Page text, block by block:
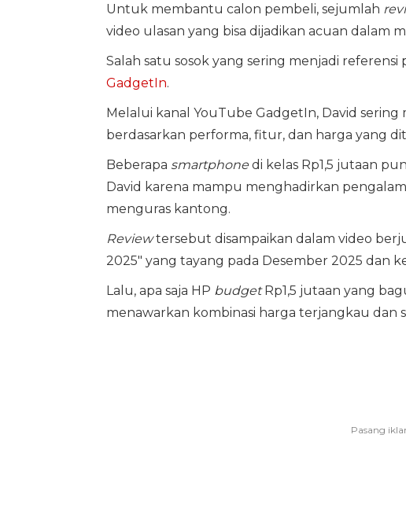
Untuk membantu calon pembeli, sejumlah
video ulasan yang bisa dijadikan acuan dalam
Salah satu sosok yang sering menjadi referensi
GadgetIn.
Melalui kanal YouTube GadgetIn, David sering
berdasarkan performa, fitur, dan harga yang
Beberapa smartphonedi kelas Rp1,5 jutaan
David karena mampu menghadirkan
menguras kantong.
Reviewtersebut disampaikan dalam video
2025" yang tayang pada Desember 2025 dan
Lalu, apa saja HP budgetRp1,5 jutaan yang
menawarkan kombinasi harga terjangkau dan